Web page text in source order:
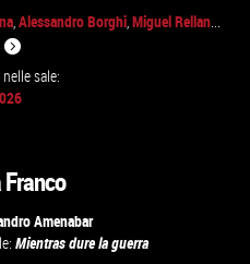
,Alessandro Borghi,Miguel Rellan...
sale:
Amenabar
Mientras dure la guerra